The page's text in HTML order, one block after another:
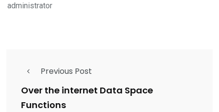
administrator
Previous Post
Over the internet Data Space
Functions